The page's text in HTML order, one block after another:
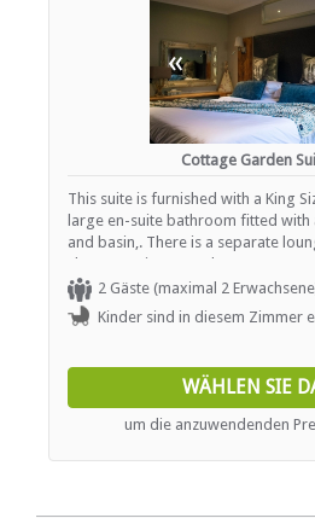
«
Cottage Garden
This suite is furnished with a King
large en-suite bathroom fitted
and basin,. There is a separate
shares a private garden.
2 Gäste (maximal 2
Kinder sind in diesem Zimmer
WÄHLEN SIE
um die anzuwendenden